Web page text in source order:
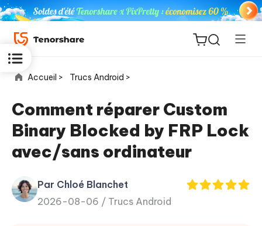
ReiBoot
for iOS
PDNob
PDF
New
Accueil > Trucs Android >
Comment réparer Custom
Binary Blocked by FRP Lock
avec/sans ordinateur
Par Chloé Blanchet
2026-08-06 / Trucs Android